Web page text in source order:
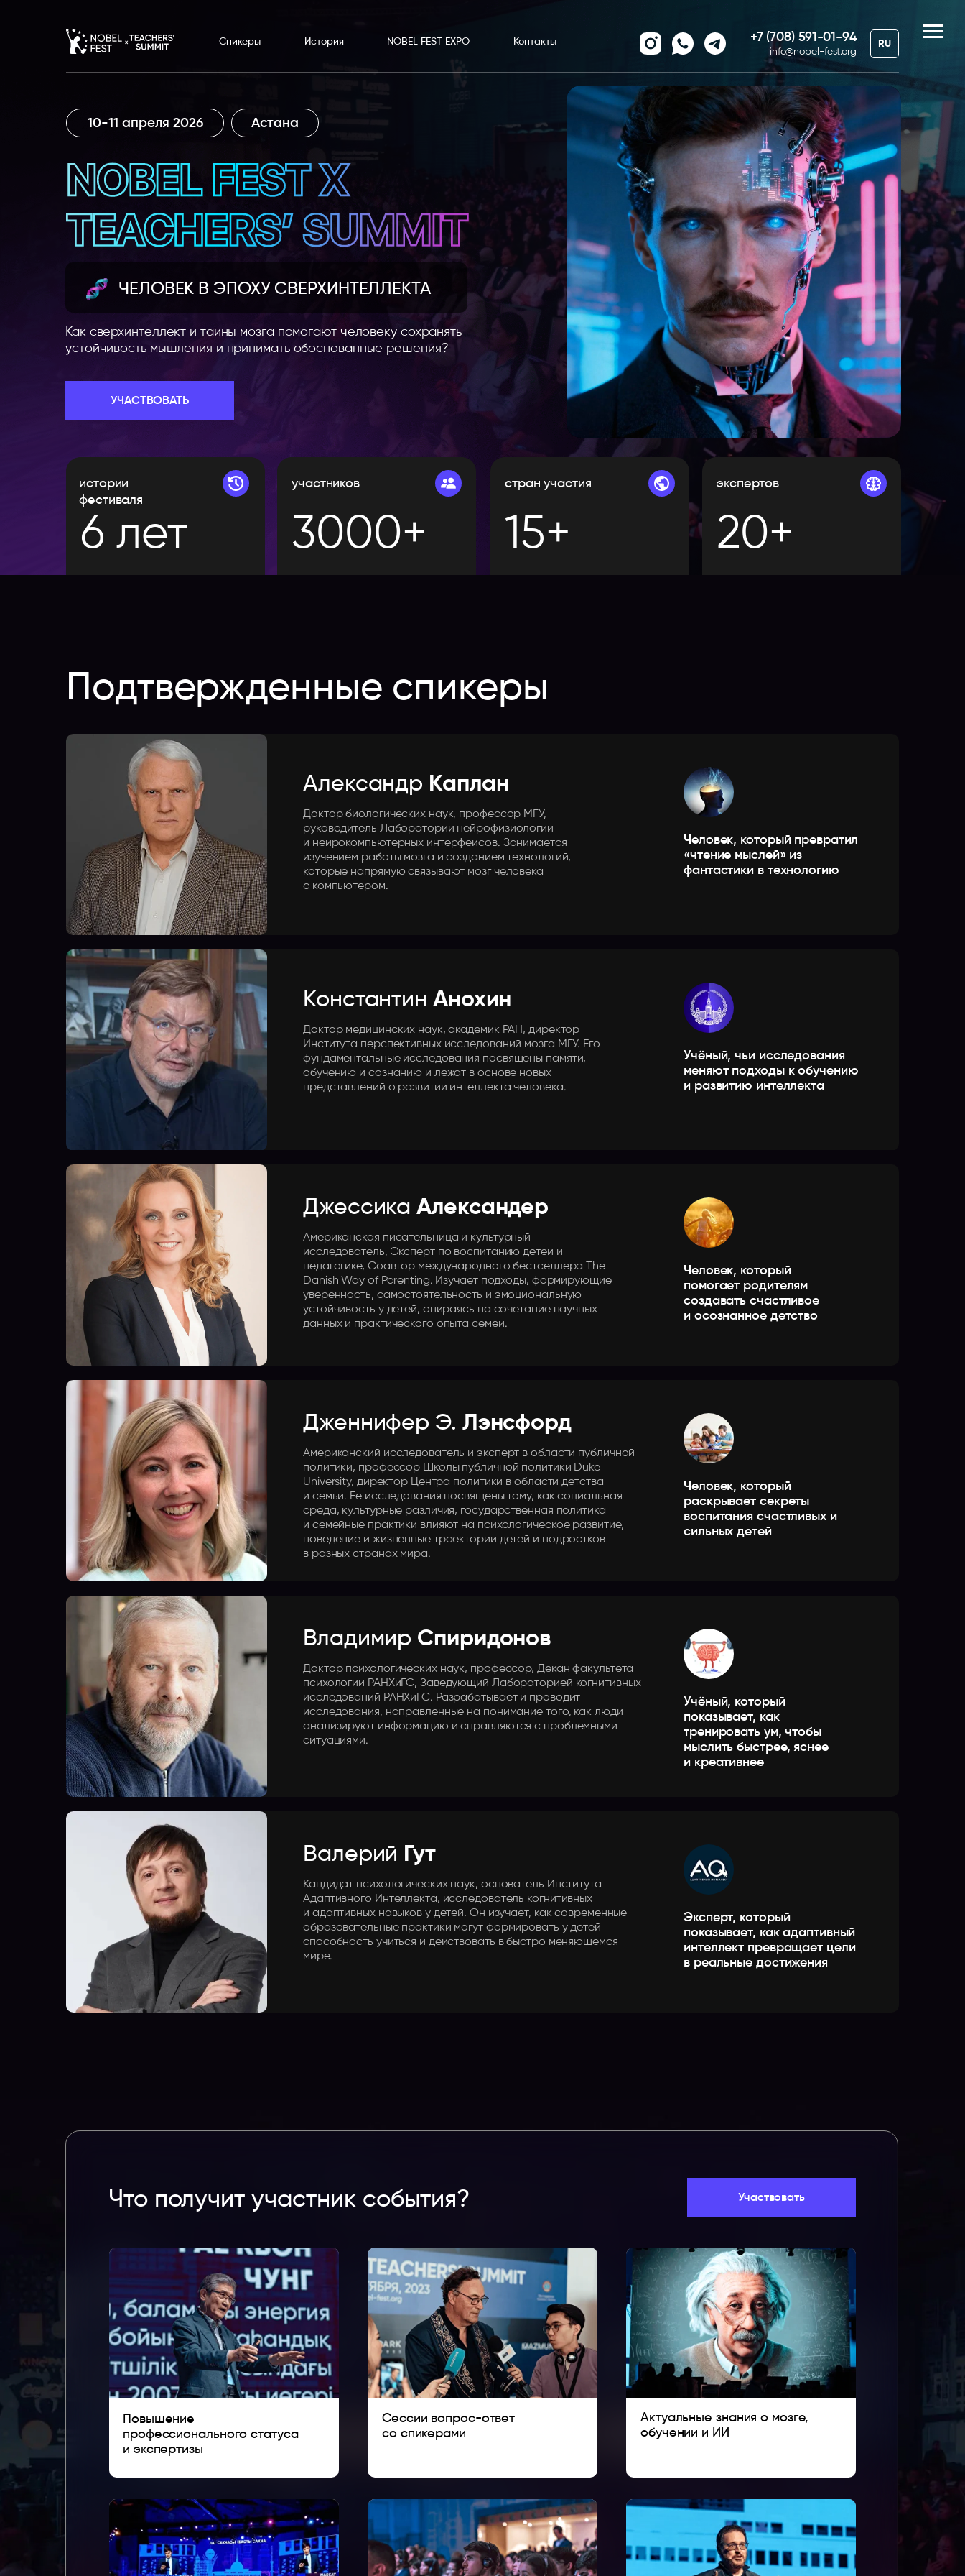
Спикеры История NOBEL FEST EXPO Контакты +7 (708) 591-01-94
info@nobel-fest.org
Как сверхинтеллект и тайны мозга помогают человеку сохранять
устойчивость мышления и принимать обоснованные решения?
ЧЕЛОВЕК В ЭПОХУ СВЕРХИНТЕЛЛЕКТА
УЧАСТВОВАТЬ
6 лет
истории
фестиваля
участников стран участия экспертов
3000+ 15+ 20+
RU
10-11 апреля 2026 Астана
Подтвержденные спикеры
Листайте влево, чтобы увидеть больше спикеров
Александр Каплан
Человек, который превратил
«чтение мыслей» из
фантастики в технологию
Доктор биологических наук, профессор МГУ,
руководитель Лаборатории нейрофизиологии
и нейрокомпьютерных интерфейсов. Занимается
изучением работы мозга и созданием технологий,
которые напрямую связывают мозг человека
с компьютером.
Константин Анохин
Учёный, чьи исследования
меняют подходы к обучению
и развитию интеллекта
Доктор медицинских наук, академик РАН, директор
Института перспективных исследований мозга МГУ. Его
фундаментальные исследования посвящены памяти,
обучению и сознанию и лежат в основе новых
представлений о развитии интеллекта человека.
ДжессикаАлександер
Человек, который
помогает родителям
создавать счастливое
и осознанное детство
Американская писательница и культурный
исследователь, Эксперт по воспитанию детей и
педагогике, Соавтор международного бестселлера The
Danish Way of Parenting. Изучает подходы, формирующие
уверенность, самостоятельность и эмоциональную
устойчивость у детей, опираясь на сочетание научных
данных и практического опыта семей.
Дженнифер Э. Лэнсфорд
Человек, который
раскрывает секреты
воспитания счастливых и
сильных детей
Американский исследователь и эксперт в области публичной
политики, профессор Школы публичной политики Duke
University, директор Центра политики в области детства
и семьи. Ее исследования посвящены тому, как социальная
среда, культурные различия, государственная политика
и семейные практики влияют на психологическое развитие,
поведение и жизненные траектории детей и подростков
в разных странах мира.
Владимир Спиридонов
Учёный, который
показывает, как
тренировать ум, чтобы
мыслить быстрее, яснее
и креативнее
Доктор психологических наук, профессор, Декан факультета
психологии РАНХиГС, Заведующий Лабораторией когнитивных
исследований РАНХиГС. Разрабатывает и проводит
исследования, направленные на понимание того, как люди
анализируют информацию и справляются с проблемными
ситуациями.
Валерий Гут
Эксперт, который
показывает, как адаптивный
интеллект превращает цели
в реальные достижения
Кандидат психологических наук, основатель Института
Адаптивного Интеллекта, исследователь когнитивных
и адаптивных навыков у детей. Он изучает, как современные
образовательные практики могут формировать у детей
способность учиться и действовать в быстро меняющемся
мире.
Что получит участник события? Участвовать
Повышение
профессионального статуса
и экспертизы
Сессии вопрос-ответ
со спикерами
Актуальные знания о мозге,
обучении и ИИ